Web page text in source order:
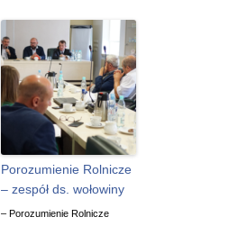
Porozumienie Rolnicze
– zespół ds. wołowiny
– Porozumienie Rolnicze